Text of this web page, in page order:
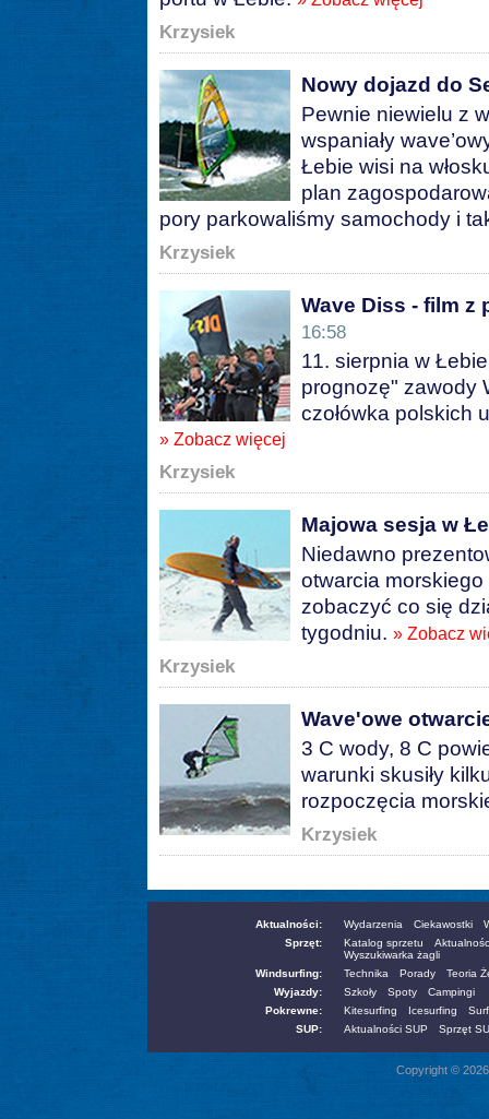
Krzysiek
Nowy dojazd do
Pewnie niewielu z
wspaniały
Łebie wisi na
plan
pory parkowaliśmy samochody i
Krzysiek
Wave Diss - film z
16:58
11. sierpnia w
prognozę" zawody
czołówka polskich
» Zobacz więcej
Krzysiek
Majowa sesja w
Niedawno
otwarcia
zobaczyć co się
tygodniu. » Zobacz
Krzysiek
Wave'owe
3 C wody, 8 C
warunki skusiły
rozpoczęcia
Krzysiek
Aktualności: Wydarzenia Ciekawostki
Sprzęt:
Katalog sprzetu
Wyszukiwarka żagli
Windsurfing:
Technika Porady
Teoria
Wyjazdy:
Szkoły Spoty
Campingi
Pokrewne:
Kitesurfing Icesurfing
SUP:
Aktualności SUP Sprzęt
Copyright ©